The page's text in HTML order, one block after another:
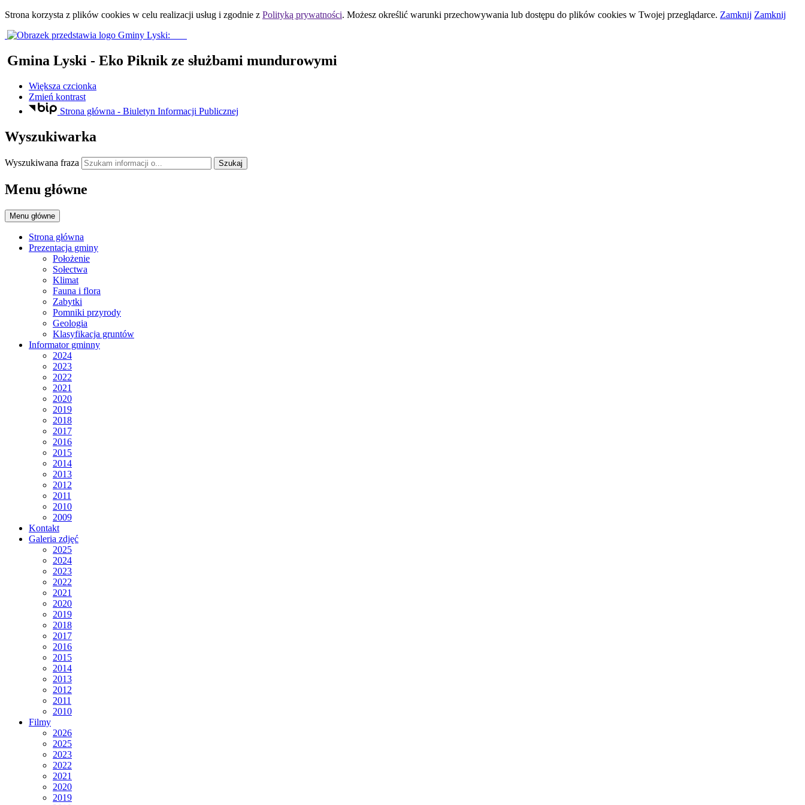
Strona korzysta z plików cookies w celu realizacji usług i zgodnie z Polityką prywatności. Możesz określić warunki przechowywania lub dostępu do plików cookies w Twojej przeglądarce. Zamknij Zamknij
Gmina Lyski - Eko Piknik ze służbami mundurowymi
Większa czcionka
Zmień kontrast
Strona główna - Biuletyn Informacji Publicznej
Wyszukiwarka
Wyszukiwana fraza Szukaj
Menu główne
Menu główne
Strona główna
Prezentacja gminy
Położenie
Sołectwa
Klimat
Fauna i flora
Zabytki
Pomniki przyrody
Geologia
Klasyfikacja gruntów
Informator gminny
2024
2023
2022
2021
2020
2019
2018
2017
2016
2015
2014
2013
2012
2011
2010
2009
Kontakt
Galeria zdjęć
2025
2024
2023
2022
2021
2020
2019
2018
2017
2016
2015
2014
2013
2012
2011
2010
Filmy
2026
2025
2023
2022
2021
2020
2019